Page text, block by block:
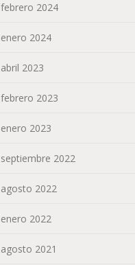
febrero 2024
enero 2024
abril 2023
febrero 2023
enero 2023
septiembre 2022
agosto 2022
enero 2022
agosto 2021